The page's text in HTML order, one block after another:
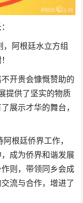
阿根廷水立方组
开贵会慷慨赞助的
提供了坚实的物质
展示才华的舞台，
根廷侨界工作，
成为侨界和谐发展
则，带领同乡会成
流与合作，增进了